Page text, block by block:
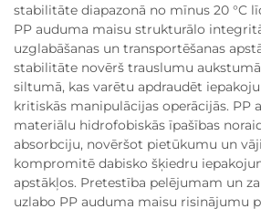
stabilitāte diapazonā no mīnus 20 °C
PP auduma maisu strukturālo
uzglabāšanas un transportēšanas
stabilitāte novērš trauslumu
siltumā, kas varētu apdraudēt
kritiskās manipulācijas operācijās. PP
materiālu hidrofobiskās īpašības
absorbciju, novēršot pietūkumu un
kompromitē dabisko šķiedru
apstākļos. Pretestība pelējumam un
uzlabo PP auduma maisu risinājumu